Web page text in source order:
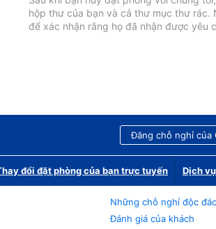
hộp thư của bạn và cả thư mục thư rác.
để xác nhận rằng họ đã nhận được yêu
Đăng chỗ nghỉ của
đổi đặt phòng của bạn trực tuyến Dịch
Những chỗ nghỉ độc đáo
Đánh giá của khách